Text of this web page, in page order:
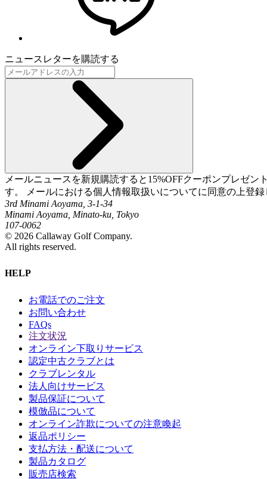
ニュースレターを購読する
メールニュースを新規購読すると15%OFFクーポンプレゼ
す。 メールにおける個人情報取扱いについてに同意の上登
3rd Minami Aoyama, 3-1-34
Minami Aoyama, Minato-ku, Tokyo
107-0062
© 2026 Callaway Golf Company.
All rights reserved.
HELP
お電話でのご注文
お問い合わせ
FAQs
注文状況
オンライン下取りサービス
認定中古クラブとは
クラブレンタル
法人向けサービス
製品保証について
模倣品について
オンライン詐欺についての注意喚起
返品ポリシー
支払方法・配送について
製品カタログ
販売店検索